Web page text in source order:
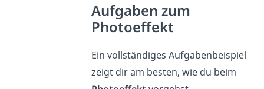
Aufgaben zum
Photoeffekt
Ein vollständiges Aufgabenbeispiel
zeigt dir am besten, wie du beim